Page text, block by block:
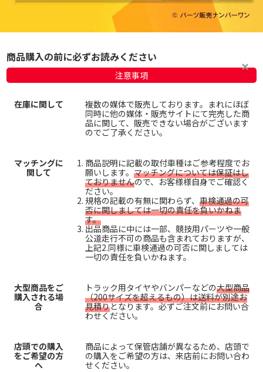
商品購入の前に必ずお読みください
注意事項
在庫に関して
複数の媒体で販売しております。まれにほぼ
同時に他の媒体・販売サイトにて完売した商
品に関して、販売できない場合がございます
のでご了承ください。
マッチングに
関して
商品説明に記載の取付車種はご参考程度でお
願いします。 マッチングについては保証はし
ておりませんので、お客様様自身でご確認く
ださい。
規格の記載の有無に関わらず、 車検通過の可
否に関しましては一切の責任を負いかねま
す。
出品商品に中には一部、競技用パーツや一般
公道走行不可の商品も含まれておりますが、
上記2.同様に車検通過の可否に関しましては
一切の責任を負いかねます。
大型商品をご
購入される場
合
トラック用タイヤやバンパーなどの大型商品
（200サイズを超えるもの）は送料が別途お
見積りとなります。必ずご注文前にお問い合
わせください。
店頭での購入
をご希望の方
へ
商品によって保管店舗が異なるため、店頭で
の購入をご希望の方は、来店前にお問い合わ
せください。